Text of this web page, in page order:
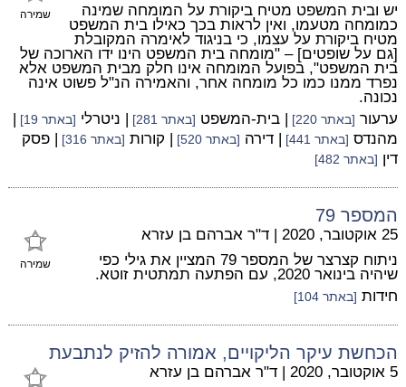
שמירה
יש ובית המשפט מטיח ביקורת על המומחה שמינה
כמומחה מטעמו, ואין לראות בכך כאילו בית המשפט
מטיח ביקורת על עצמו, כי בניגוד לאימרה המקובלת
[גם על שופטים] – "מומחה בית המשפט הינו ידו הארוכה של
בית המשפט", בפועל המומחה אינו חלק מבית המשפט אלא
נפרד ממנו כמו כל מומחה אחר, והאמירה הנ"ל פשוט אינה
נכונה.
ערעור [באתר 220] | בית-המשפט [באתר 281] | ניטרלי [באתר 19]
|
מהנדס [באתר 441] | דירה [באתר 520] | קורות [באתר 316]
| פסק
דין [באתר 482]
המספר 79
שמירה
25 אוקטובר, 2020 | ד"ר אברהם בן עזרא
ניתוח קצרצר של המספר 79 המציין את גילי כפי
שיהיה בינואר 2020, עם הפתעה תמתטית זוטא.
חידות [באתר 104]
הכחשת עיקר הליקויים, אמורה להזיק לנתבעת
5 אוקטובר, 2020 | ד"ר אברהם בן עזרא